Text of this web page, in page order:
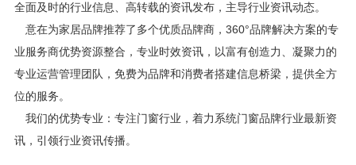
全面及时的行业信息、高转载的资讯发布，主导行业资讯动态。
意在为家居品牌推荐了多个优质品牌商，360°品牌解决方案的专
业服务商优势资源整合，专业时效资讯，以富有创造力、凝聚力的
专业运营管理团队，免费为品牌和消费者搭建信息桥梁，提供全方
位的服务。
我们的优势专业：专注门窗行业，着力系统门窗品牌行业最新资
讯，引领行业资讯传播。